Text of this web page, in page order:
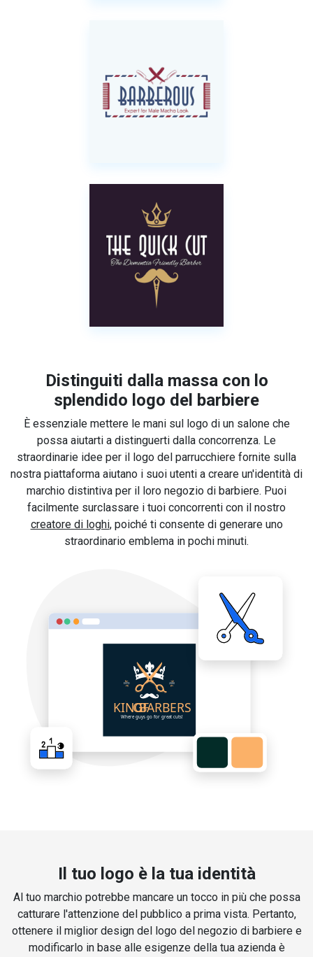
Distinguiti dalla massa con lo
splendido logo del barbiere
È essenziale mettere le mani sul logo di un salone che
possa aiutarti a distinguerti dalla concorrenza. Le
straordinarie idee per il logo del parrucchiere fornite sulla
nostra piattaforma aiutano i suoi utenti a creare un'identità di
marchio distintiva per il loro negozio di barbiere. Puoi
facilmente surclassare i tuoi concorrenti con il nostro
creatore di loghi, poiché ti consente di generare uno
straordinario emblema in pochi minuti.
Il tuo logo è la tua identità
Al tuo marchio potrebbe mancare un tocco in più che possa
catturare l'attenzione del pubblico a prima vista. Pertanto,
ottenere il miglior design del logo del negozio di barbiere e
modificarlo in base alle esigenze della tua azienda è